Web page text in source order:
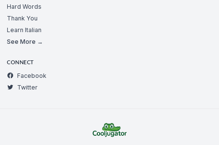
Hard Words
Thank You
Learn Italian
See More →
CONNECT
Facebook
Twitter